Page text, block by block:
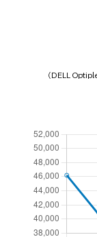
（DELL